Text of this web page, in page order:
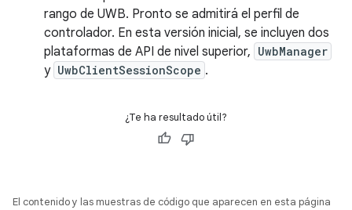
rango de UWB. Pronto se admitirá el perfil de
controlador. En esta versión inicial, se incluyen dos
plataformas de API de nivel superior, UwbManager
y UwbClientSessionScope .
¿Te ha resultado útil?
El contenido y las muestras de código que aparecen en esta página